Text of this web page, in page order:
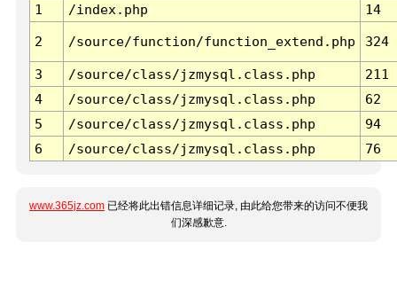
1
/index.php 14
2 /source/function/function_extend.php 324
3 /source/class/jzmysql.class.php
211
4
/source/class/jzmysql.class.php
62
5
/source/class/jzmysql.class.php
94
6
/source/class/jzmysql.class.php 76
www.365jz.com 已经将此出错信息详细记录, 由此给您带来的访问不便我
们深感歉意.